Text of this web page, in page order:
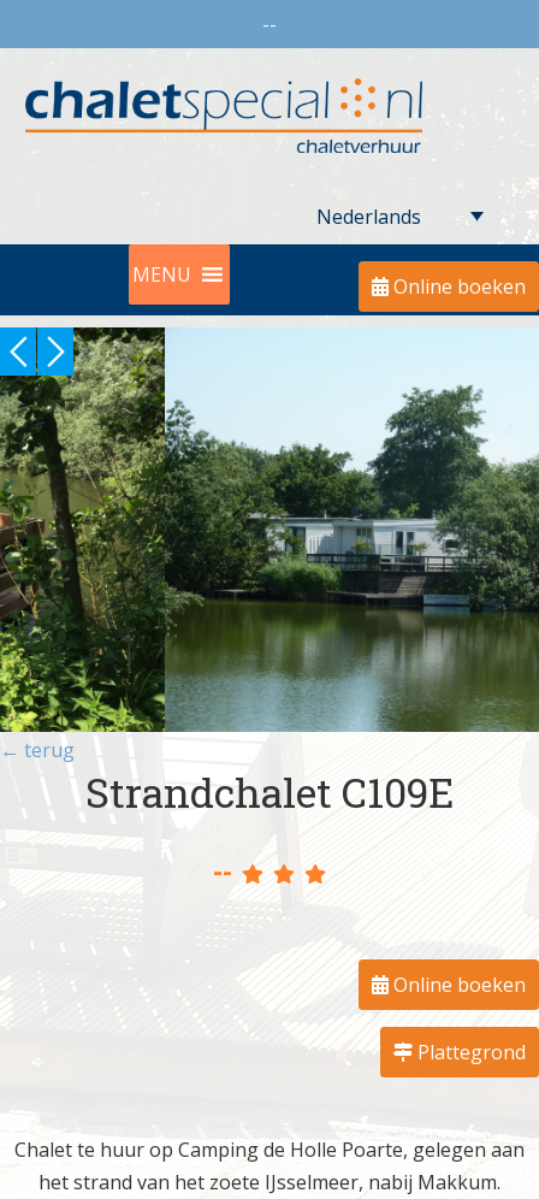
--
Nederlands
MENU Online boeken
← terug
Strandchalet C109E
--
Online boeken
Plattegrond
Chalet te huur op Camping de Holle Poarte, gelegen aan
het strand van het zoete IJsselmeer, nabij Makkum.